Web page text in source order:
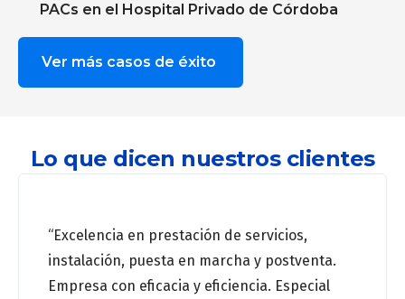
PACs en el Hospital Privado de Córdoba
Ver más casos de éxito
Lo que dicen nuestros clientes
“Excelencia en prestación de servicios,
instalación, puesta en marcha y postventa.
Empresa con eficacia y eficiencia. Especial